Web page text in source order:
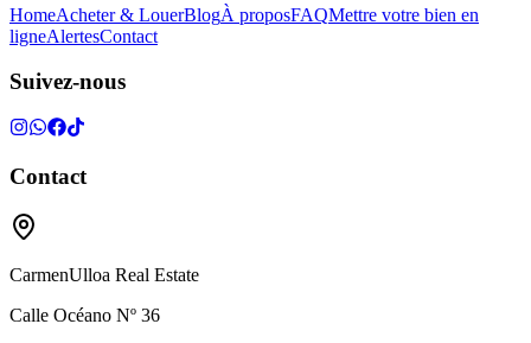
HomeAcheter & LouerBlogÀ proposFAQMettre votre bien en
ligneAlertesContact
Suivez-nous
Contact
CarmenUlloa Real Estate
Calle Océano Nº 36